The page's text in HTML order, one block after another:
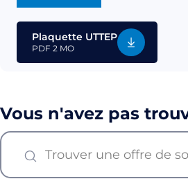
Plaquette UTTEP
PDF 2 MO
Vous n'avez pas